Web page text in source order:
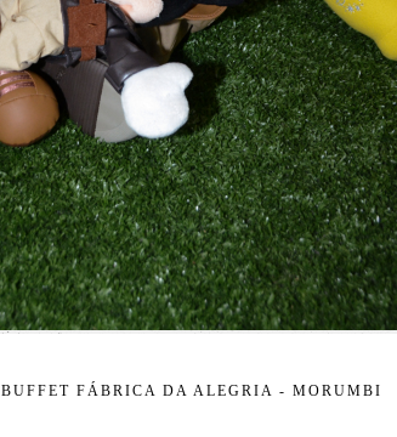
BUFFET FÁBRICA DA ALEGRIA - MORUMBI